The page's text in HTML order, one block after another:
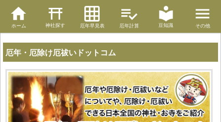
ホーム 神社探す 厄年早見表 厄年計算 豆知識 その他
厄年・厄除け厄祓いドットコム